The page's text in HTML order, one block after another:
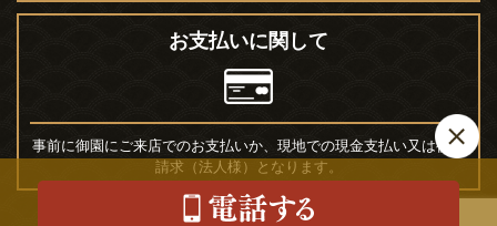
お支払いに関して
事前に御園にご来店でのお支払いか、現地での現金支払い又は後日
請求（法人様）となります。